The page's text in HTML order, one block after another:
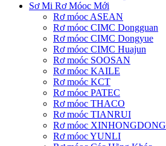
Sơ Mi Rơ Móoc Mới
Rơ móoc ASEAN
Rơ móoc CIMC Dongguan
Rơ móoc CIMC Dongyue
Rơ móoc CIMC Huajun
Rơ moóc SOOSAN
Rơ móoc KAILE
Rơ moóc KCT
Rơ móoc PATEC
Rơ móoc THACO
Rơ moóc TIANRUI
Rơ móoc XINHONGDONG
Rơ móoc YUNLI